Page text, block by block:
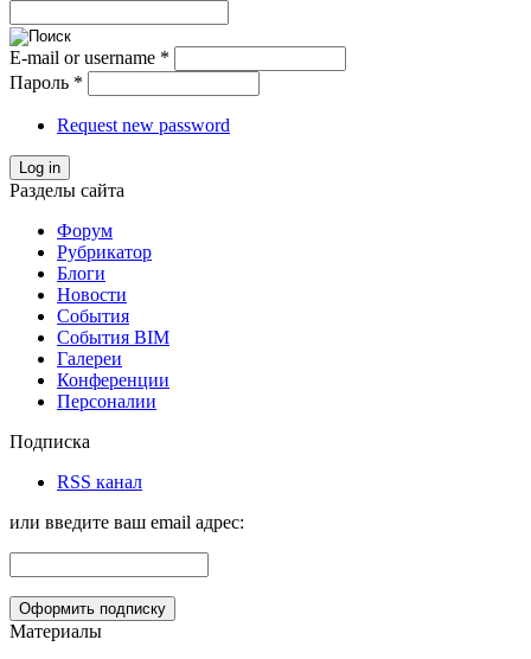
E-mail or username *
Пароль *
Request new password
Log in
Разделы сайта
Форум
Рубрикатор
Блоги
Новости
События
События BIM
Галереи
Конференции
Персоналии
Подписка
RSS канал
или введите ваш email адрес:
Материалы